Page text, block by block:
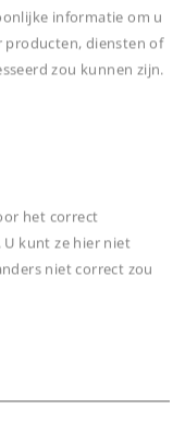
informatie om u
diensten of
zou kunnen zijn.
het correct
kunt ze hier niet
niet correct zou